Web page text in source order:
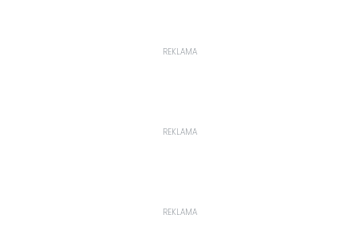
REKLAMA
REKLAMA
REKLAMA